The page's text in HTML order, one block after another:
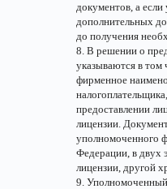
документов, а
дополнительных
до получения
8. В решении о
указываются в том
фирменное
предоставлении
лицензии.
уполномоченного
Федерации, в двух
лицензии, другой
9. Уполномоченный